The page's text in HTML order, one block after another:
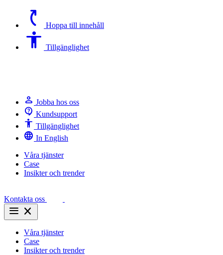
switch_access_shortcut Hoppa till innehåll
Accessibility Tillgänglighet
person Jobba hos oss
contact_support Kundsupport
Accessibility Tillgänglighet
language In English
Våra tjänster
Case
Insikter och trender
Kontakta oss
menu close
Våra tjänster
Case
Insikter och trender